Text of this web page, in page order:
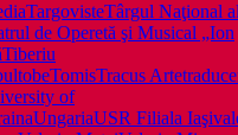
TargovisteTârgul Naţional
de Operetă şi Musical „Ion
Tiberiu
tobeTomisTracus Arte
of
UngariaUSR Filiala Iaşi